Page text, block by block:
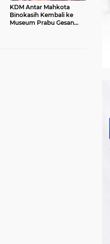
KDM Antar Mahkota
Binokasih Kembali ke
Museum Prabu Gesan